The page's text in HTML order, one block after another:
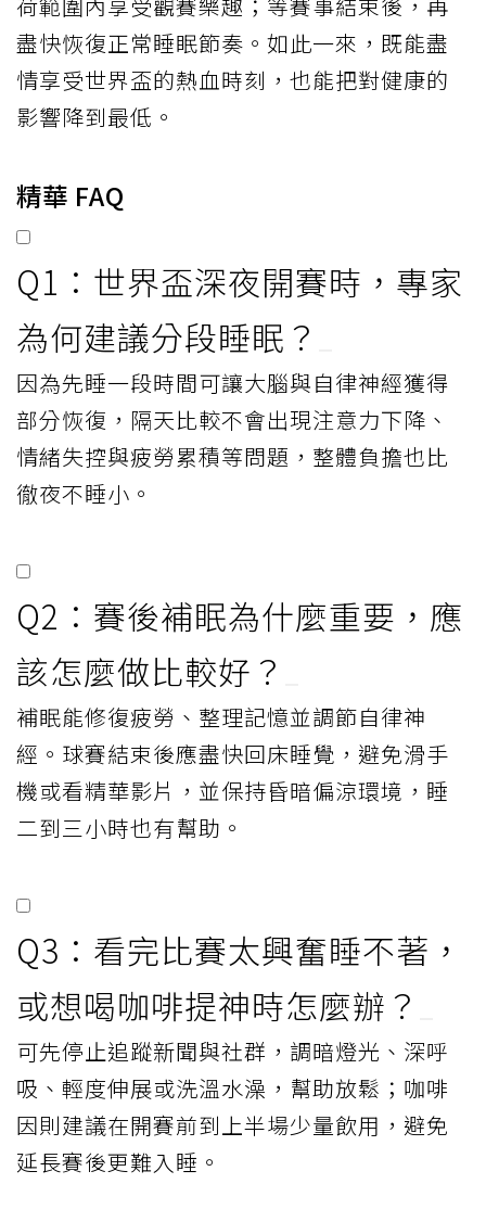
盡快恢復正常睡眠節奏。如此一來，既能盡
情享受世界盃的熱血時刻，也能把對健康的
影響降到最低。
精華 FAQ
Q1：世界盃深夜開賽時，專家
為何建議分段睡眠？
因為先睡一段時間可讓大腦與自律神經獲得
部分恢復，隔天比較不會出現注意力下降、
情緒失控與疲勞累積等問題，整體負擔也比
徹夜不睡小。
Q2：賽後補眠為什麼重要，應
該怎麼做比較好？
補眠能修復疲勞、整理記憶並調節自律神
經。球賽結束後應盡快回床睡覺，避免滑手
機或看精華影片，並保持昏暗偏涼環境，睡
二到三小時也有幫助。
Q3：看完比賽太興奮睡不著，
或想喝咖啡提神時怎麼辦？
可先停止追蹤新聞與社群，調暗燈光、深呼
吸、輕度伸展或洗溫水澡，幫助放鬆；咖啡
因則建議在開賽前到上半場少量飲用，避免
延長賽後更難入睡。